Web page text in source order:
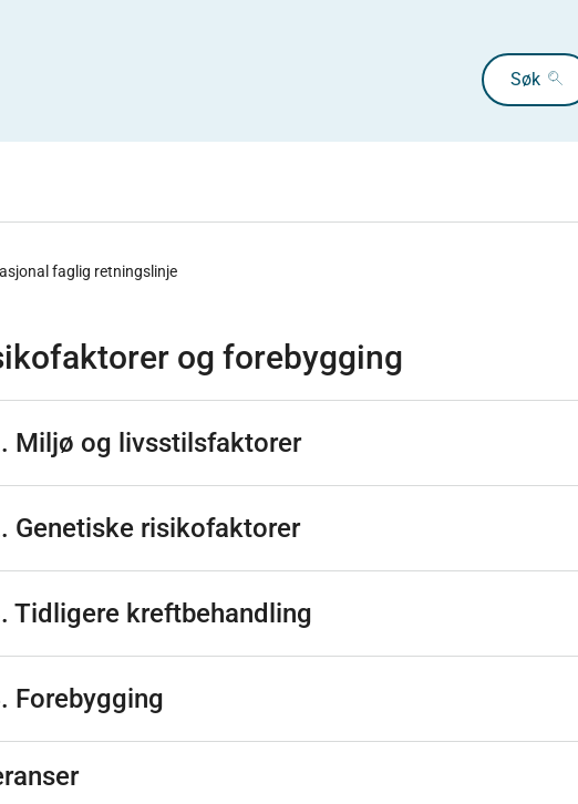
Søk
faglig retningslinje
og forebygging
Miljø og livsstilsfaktorer
Genetiske risikofaktorer
Tidligere kreftbehandling
Forebygging